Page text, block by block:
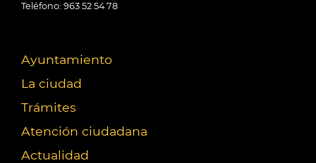
Teléfono: 963 52 54 78
Ayuntamiento
La ciudad
Trámites
Atención ciudadana
Actualidad